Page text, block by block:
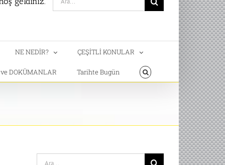
for:
NE NEDİR? ÇEŞİTLİ KONULAR
DOKÜMANLAR Tarihte Bugün
Search